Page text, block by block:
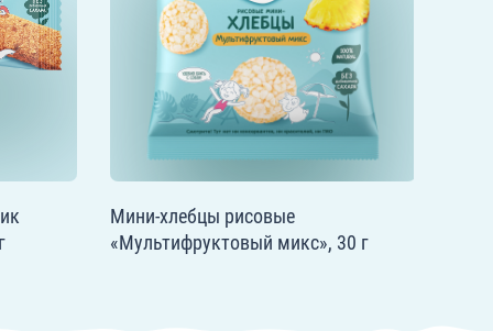
Мини-хлебцы рисовые
«Мультифруктовый микс», 30 г